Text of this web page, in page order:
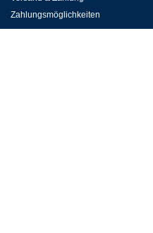
Zahlungsmöglichkeiten